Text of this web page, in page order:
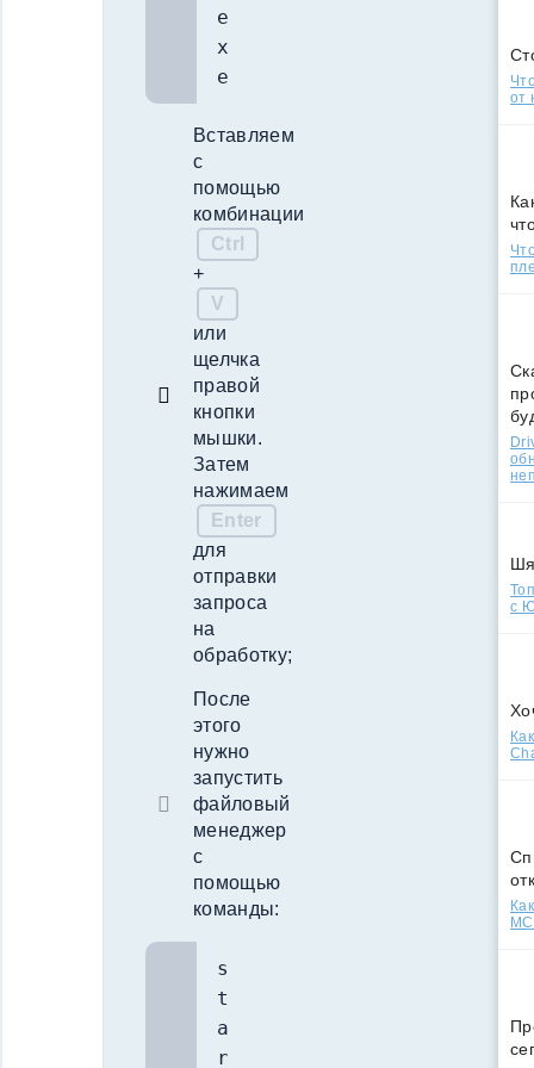
e
x
e
Вставляем
с
помощью
комбинации
Ctrl
+
V
или
щелчка
правой
кнопки
мышки.
Затем
нажимаем
Enter
для
отправки
запроса
на
обработку;
После
этого
нужно
запустить
файловый
менеджер
с
помощью
команды:
s
t
a
r
от
с